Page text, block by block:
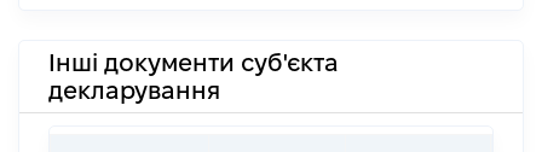
Інші документи суб'єкта
декларування